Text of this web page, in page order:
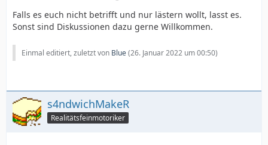
Falls es euch nicht betrifft und nur lästern wollt, lasst es.
Sonst sind Diskussionen dazu gerne Willkommen.
Einmal editiert, zuletzt von Blue(26. Januar 2022 um 00:50)
s4ndwichMakeR
Realitätsfeinmotoriker